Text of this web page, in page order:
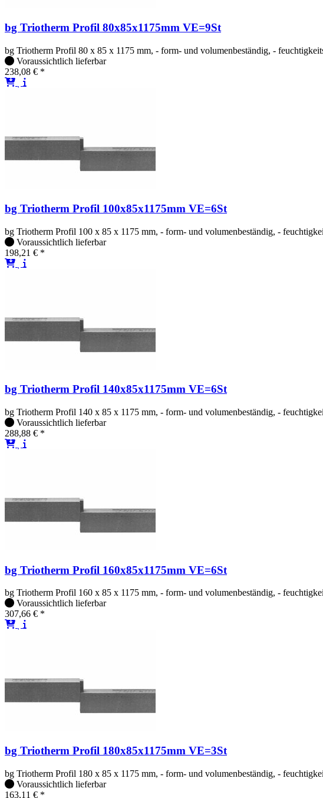
bg Triotherm Profil 80x85x1175mm VE=9St
bg Triotherm Profil 80 x 85 x 1175 mm, - form- und volumenbeständig, -
Voraussichtlich lieferbar
238,08 € *
bg Triotherm Profil 100x85x1175mm VE=6St
bg Triotherm Profil 100 x 85 x 1175 mm, - form- und volumenbeständig, -
Voraussichtlich lieferbar
198,21 € *
bg Triotherm Profil 140x85x1175mm VE=6St
bg Triotherm Profil 140 x 85 x 1175 mm, - form- und volumenbeständig, -
Voraussichtlich lieferbar
288,88 € *
bg Triotherm Profil 160x85x1175mm VE=6St
bg Triotherm Profil 160 x 85 x 1175 mm, - form- und volumenbeständig, -
Voraussichtlich lieferbar
307,66 € *
bg Triotherm Profil 180x85x1175mm VE=3St
bg Triotherm Profil 180 x 85 x 1175 mm, - form- und volumenbeständig, -
Voraussichtlich lieferbar
163,11 € *